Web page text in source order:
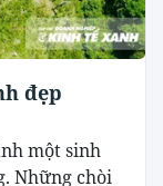
đẹp
một sinh
Những chòi